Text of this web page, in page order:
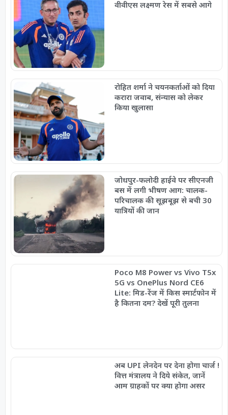
वीवीएस लक्ष्मण रेस में सबसे आगे
रोहित शर्मा ने चयनकर्ताओं को दिया
करारा जवाब, संन्यास को लेकर
किया खुलासा
जोधपुर-फलोदी हाईवे पर सीएनजी
बस में लगी भीषण आग: चालक-
परिचालक की सूझबूझ से बची 30
यात्रियों की जान
Poco M8 Power vs Vivo T5x
5G vs OnePlus Nord CE6
Lite: मिड-रेंज में किस स्मार्टफोन में
है कितना दम? देखें पूरी तुलना
अब UPI लेनदेन पर देना होगा चार्ज !
वित्त मंत्रालय ने दिये संकेत, जानें
आम ग्राहकों पर क्या होगा असर